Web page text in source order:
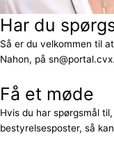
Har du
Så er du velkommen til
Nahon, på
Få et møde
Hvis du har spørgsmål
bestyrelsesposter, så